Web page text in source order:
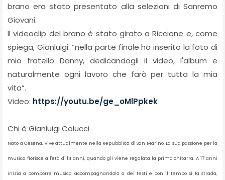
brano era stato presentato alla selezioni di Sanremo
Giovani.
Il videoclip del brano è stato girato a Riccione e, come
spiega, Gianluigi: “nella parte finale ho inserito la foto di
mio fratello Danny, dedicandogli il video, l'album e
naturalmente ogni lavoro che farò per tutta la mia
vita”.
Video: https://youtu.be/ge_oMlPpkek
Chi è Gianluigi Colucci
Nato a Cesena, vive attualmente nella Repubblica di San Marino. La sua passione per la
musica fiorisce all'età di 14 anni, quando gli viene regalata la prima chitarra. A 17 anni
inizia a comporre musica accompagnandola a dei testi e con il tempo si fa strada,